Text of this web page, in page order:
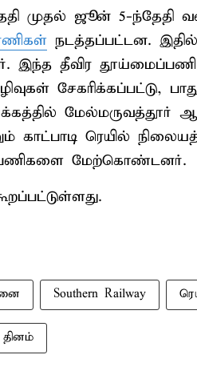
முதல் ஜூன் 5-ந்தேதி
நடத்தப்பட்டன.
இந்த தீவிர
சேகரிக்கப்பட்டு,
மேல்மருவத்தூர்
காட்பாடி ரெயில்
மேற்கொண்டனர்.
Southern Railway